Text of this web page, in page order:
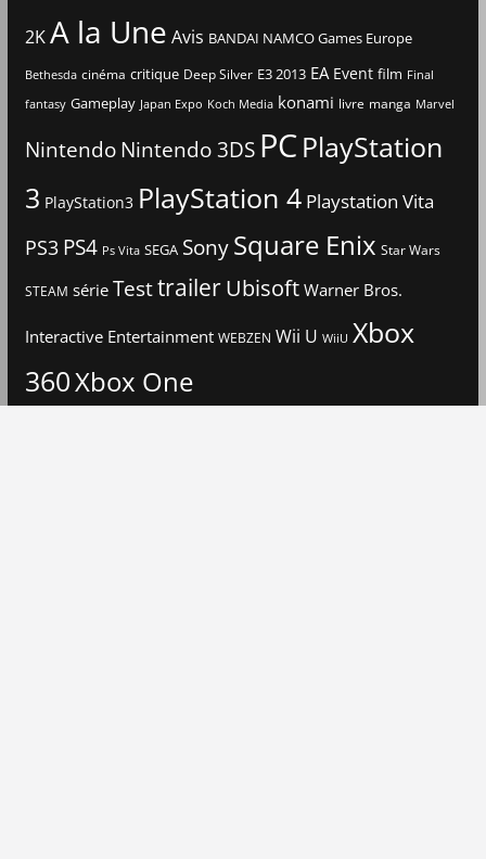
2KA la Une Avis BANDAI NAMCO Games Europe
Bethesda cinéma critique Deep Silver E3 2013 EA Event film Final
fantasy Gameplay Japan Expo Koch Media konami livre manga Marvel
Nintendo Nintendo 3DS PCPlayStation
3 PlayStation3 PlayStation 4 Playstation Vita
PS3 PS4 Ps Vita SEGA Sony Square Enix Star Wars
STEAM série TesttrailerUbisoftWarner Bros.
Interactive Entertainment WEBZEN Wii U WiiU Xbox
360Xbox One